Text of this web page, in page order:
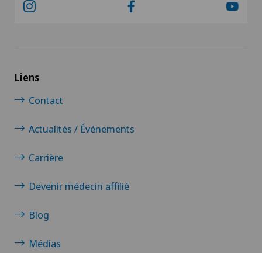
Liens
Contact
Actualités / Événements
Carrière
Devenir médecin affilié
Blog
Médias